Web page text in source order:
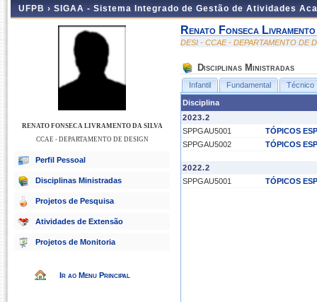
UFPB › SIGAA - Sistema Integrado de Gestão de Atividades
RENATO FONSECA LIVRAMENTO DA SILVA
CCAE - DEPARTAMENTO DE DESIGN
Perfil Pessoal
Disciplinas Ministradas
Projetos de Pesquisa
Atividades de Extensão
Projetos de Monitoria
Ir ao Menu Principal
Renato Fonseca
DESI - CCAE - DEPARTAMENTO DE
Disciplinas Ministradas
Infantil Fundamental Técnico
Disciplina
2023.2
SPPGAU5001
TÓPICOS
SPPGAU5002
TÓPICOS
2022.2
SPPGAU5001
TÓPICOS